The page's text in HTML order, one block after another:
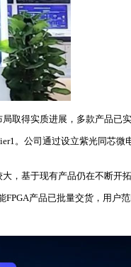
取得实质进展，多款产品已
。公司通过设立紫光同芯微
，基于现有产品仍在不断开
产品已批量交货，用户范